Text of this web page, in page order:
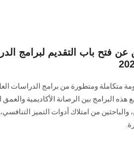
عن فتح باب التقديم لبرامج
متكاملة ومتطورة من برامج الدراسات
هذه البرامج بين الرصانة الأكاديمية
والباحثين من امتلاك أدوات التميز